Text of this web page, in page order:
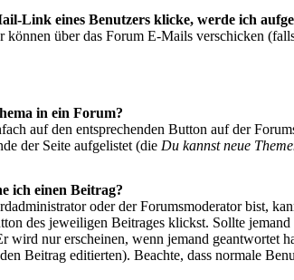
Link eines Benutzers klicke, werde ich
können über das Forum E-Mails verschicken
in ein Forum?
auf den entsprechenden Button auf der
der Seite aufgelistet (die Du kannst neue
ich einen Beitrag?
oder der Forumsmoderator bist,
des jeweiligen Beitrages klickst. Sollte
wird nur erscheinen, wenn jemand geantwortet
Beitrag editierten). Beachte, dass normale